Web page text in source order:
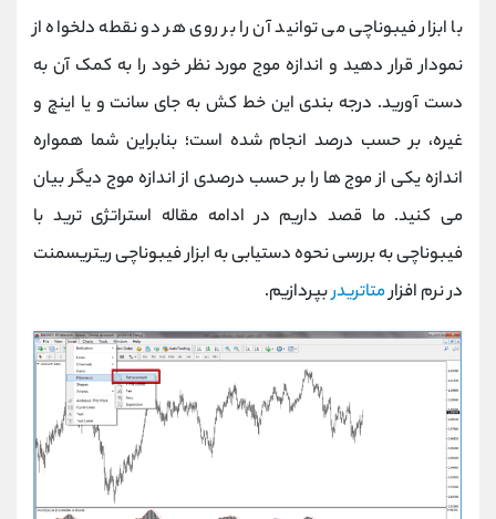
با ابزار فیبوناچی می توانید آن را بر روی هر دو نقطه دلخواه از
نمودار قرار دهید و اندازه موج مورد نظر خود را به کمک آن به
دست آورید. درجه بندی این خط کش به جای سانت و یا اینچ و
غیره، بر حسب درصد انجام شده است؛ بنابراین شما همواره
اندازه یکی از موج ها را بر حسب درصدی از اندازه موج دیگر بیان
می کنید. ما قصد داریم در ادامه مقاله استراتژی ترید با
فیبوناچی به بررسی نحوه دستیابی به ابزار فیبوناچی ریتریسمنت
در نرم افزارمتاتریدربپردازیم.